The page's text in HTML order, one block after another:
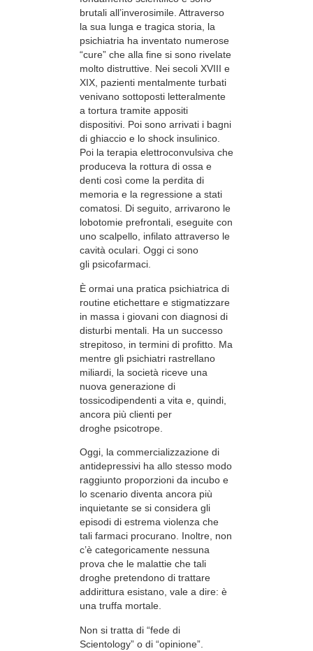
brutali all’inverosimile. Attraverso
la sua lunga e tragica storia, la
psichiatria ha inventato numerose
“cure” che alla fine si sono rivelate
molto distruttive. Nei secoli XVIII e
XIX, pazienti mentalmente turbati
venivano sottoposti letteralmente
a tortura tramite appositi
dispositivi. Poi sono arrivati i bagni
di ghiaccio e lo shock insulinico.
Poi la terapia elettroconvulsiva che
produceva la rottura di ossa e
denti così come la perdita di
memoria e la regressione a stati
comatosi. Di seguito, arrivarono le
lobotomie prefrontali, eseguite con
uno scalpello, infilato attraverso le
cavità oculari. Oggi ci sono
gli psicofarmaci.
È ormai una pratica psichiatrica di
routine etichettare e stigmatizzare
in massa i giovani con diagnosi di
disturbi mentali. Ha un successo
strepitoso, in termini di profitto. Ma
mentre gli psichiatri rastrellano
miliardi, la società riceve una
nuova generazione di
tossicodipendenti a vita e, quindi,
ancora più clienti per
droghe psicotrope.
Oggi, la commercializzazione di
antidepressivi ha allo stesso modo
raggiunto proporzioni da incubo e
lo scenario diventa ancora più
inquietante se si considera gli
episodi di estrema violenza che
tali farmaci procurano. Inoltre, non
c’è categoricamente nessuna
prova che le malattie che tali
droghe pretendono di trattare
addirittura esistano, vale a dire: è
una truffa mortale.
Non si tratta di “fede di
Scientology” o di “opinione”.